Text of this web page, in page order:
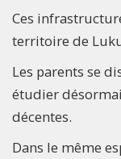
Ces
territoire de
Les parents se
étudier
décentes.
Dans le même